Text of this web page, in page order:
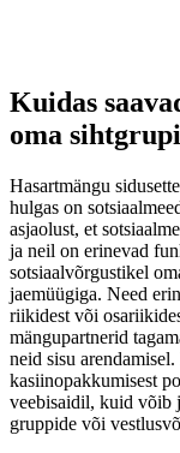
Kuidas
oma
Hasartmängu
hulgas on
asjaolust, et
ja neil on erinevad
sotsiaalvõrgustikel
jaemüügiga. Need
riikidest või
mängupartnerid
neid sisu
kasiinopakkumisest
veebisaidil, kuid võib
gruppide või